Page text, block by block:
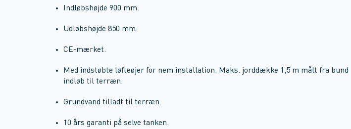
Indløbshøjde 900 mm.
Udløbshøjde 850 mm.
CE-mærket.
Med indstøbte løfteøjer for nem installation. Maks. jorddække 1,5 m målt fra bund
indløb til terræn.
Grundvand tilladt til terræn.
10 års garanti på selve tanken.